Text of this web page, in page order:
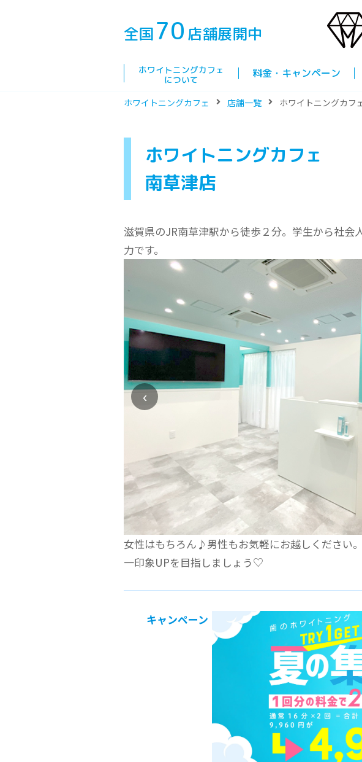
全国70 店舗展開中
ホワイトニングカフェ
について
料金・キャンペーン
ホワイトニングカフェ 店舗一覧 ホワイトニングカフ
ホワイトニングカフェ
南草津店
滋賀県のJR南草津駅から徒歩２分。学生から社
力です。
‹
女性はもちろん♪男性もお気軽にお越しください
一印象UPを目指しましょう♡
キャンペーン